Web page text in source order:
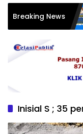
Breaking News
Angkatan
Rusak
Inisial S ; 35